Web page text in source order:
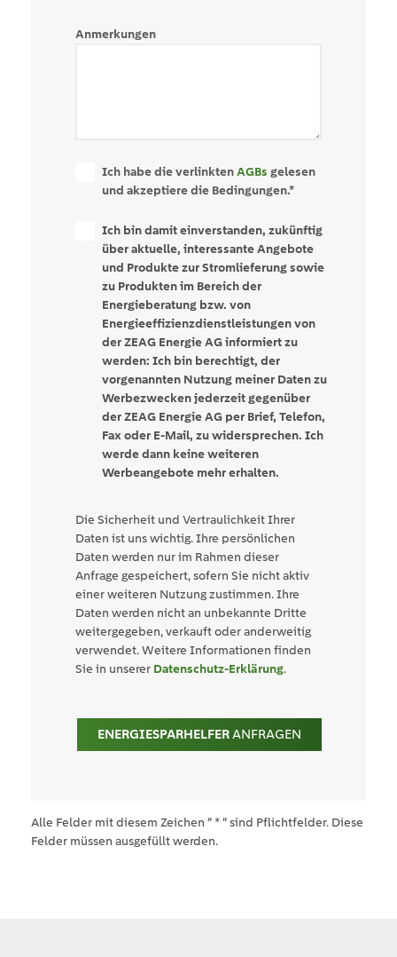
Anmerkungen
Ich habe die verlinktenAGBs gelesen
und akzeptiere die Bedingungen.*
Ich bin damit einverstanden, zukünftig
über aktuelle, interessante Angebote
und Produkte zur Stromlieferung sowie
zu Produkten im Bereich der
Energieberatung bzw. von
Energieeffizienzdienstleistungen von
der ZEAG Energie AG informiert zu
werden: Ich bin berechtigt, der
vorgenannten Nutzung meiner Daten zu
Werbezwecken jederzeit gegenüber
der ZEAG Energie AG per Brief, Telefon,
Fax oder E-Mail, zu widersprechen. Ich
werde dann keine weiteren
Werbeangebote mehr erhalten.
Die Sicherheit und Vertraulichkeit Ihrer
Daten ist uns wichtig. Ihre persönlichen
Daten werden nur im Rahmen dieser
Anfrage gespeichert, sofern Sie nicht aktiv
einer weiteren Nutzung zustimmen. Ihre
Daten werden nicht an unbekannte Dritte
weitergegeben, verkauft oder anderweitig
verwendet. Weitere Informationen finden
Sie in unserer Datenschutz-Erklärung.
ENERGIESPARHELFERANFRAGEN
Alle Felder mit diesem Zeichen ” * “ sind Pflichtfelder. Diese
Felder müssen ausgefüllt werden.